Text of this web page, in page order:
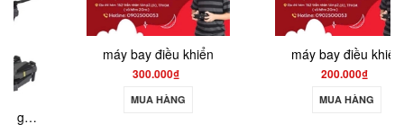
máy bay điều khiển
MUA HÀNG
máy bay điều khiển
MUA HÀNG